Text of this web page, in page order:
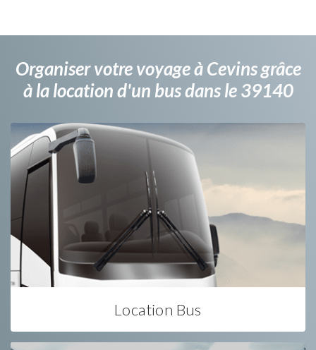
Organiser votre voyage à Cevins grâce
à la location d'un bus dans le 39140
Location Bus